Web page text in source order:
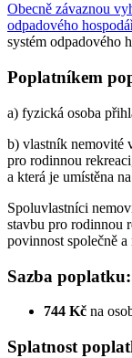
Obecně závaznou
odpadového
systém odpadového
Poplatníkem
a) fyzická osoba
b) vlastník nemovité
pro rodinnou
a která je umístěna
Spoluvlastníci
stavbu pro rodinnou
povinnost společně a
Sazba poplatku:
744 Kč na
Splatnost